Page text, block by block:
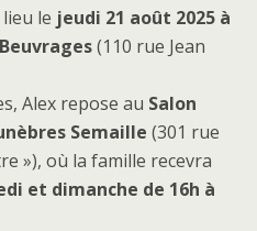
le jeudi 21 août 2025 à
(110 rue Jean
Alex repose au Salon
Semaille (301 rue
»), où la famille recevra
et dimanche de 16h à